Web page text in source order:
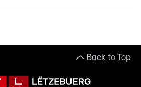
Back to Top